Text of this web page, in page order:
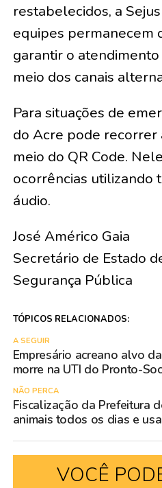
restabelecidos, a
equipes permanecem
garantir o
meio dos canais
Para situações de
do Acre pode
meio do QR Code.
ocorrências utilizando
áudio.
José Américo Gaia
Secretário de Estado
Segurança Pública
TÓPICOS RELACIONADOS:
A SEGUIR
Empresário acreano alvo
morre na UTI do Pronto-
NÃO PERCA
Fiscalização da Prefeitura
animais todos os dias e
VOCÊ